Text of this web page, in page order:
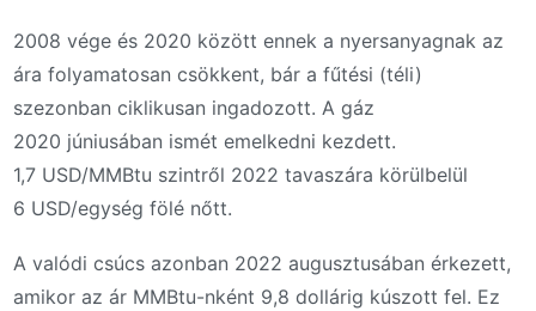
2008 vége és 2020 között ennek a nyersanyagnak az
ára folyamatosan csökkent, bár a fűtési (téli)
szezonban ciklikusan ingadozott. A gáz
2020 júniusában ismét emelkedni kezdett.
1,7 USD/MMBtu szintről 2022 tavaszára körülbelül
6 USD/egység fölé nőtt.
A valódi csúcs azonban 2022 augusztusában érkezett,
amikor az ár MMBtu-nként 9,8 dollárig kúszott fel. Ez